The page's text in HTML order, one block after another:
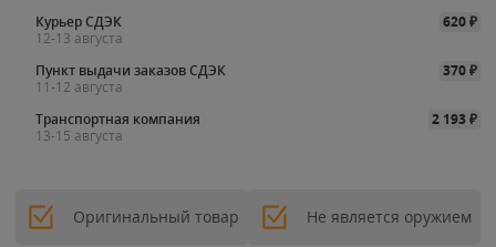
Курьер СДЭК
620₽
12-13 августа
Пункт выдачи заказов СДЭК
370₽
11-12 августа
Транспортная компания
2 193₽
13-15 августа
Оригинальный товар Не является оружием